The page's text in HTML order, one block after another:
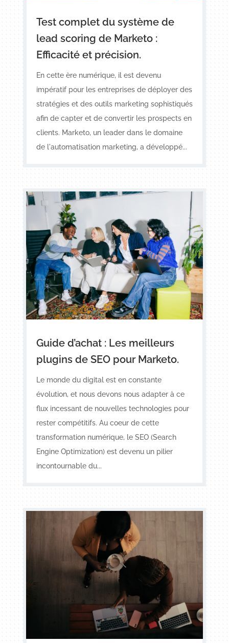
Test complet du système de
lead scoring de Marketo :
Efficacité et précision.
En cette ère numérique, il est devenu
impératif pour les entreprises de déployer des
stratégies et des outils marketing sophistiqués
afin de capter et de convertir les prospects en
clients. Marketo, un leader dans le domaine
de l'automatisation marketing, a développé...
Guide d’achat : Les meilleurs
plugins de SEO pour Marketo.
Le monde du digital est en constante
évolution, et nous devons nous adapter à ce
flux incessant de nouvelles technologies pour
rester compétitifs. Au coeur de cette
transformation numérique, le SEO (Search
Engine Optimization) est devenu un pilier
incontournable du...